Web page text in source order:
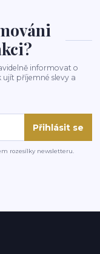
informovat o
ujít příjemné slevy a
Přihlásit se
rozesílky newsletteru.